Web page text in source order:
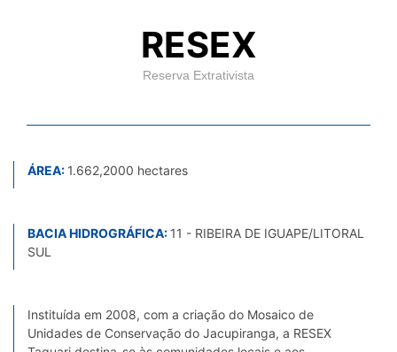
RESEX
Reserva Extrativista
ÁREA: 1.662,2000 hectares
BACIA HIDROGRÁFICA: 11 - RIBEIRA DE IGUAPE/LITORAL
SUL
Instituída em 2008, com a criação do Mosaico de
Unidades de Conservação do Jacupiranga, a RESEX